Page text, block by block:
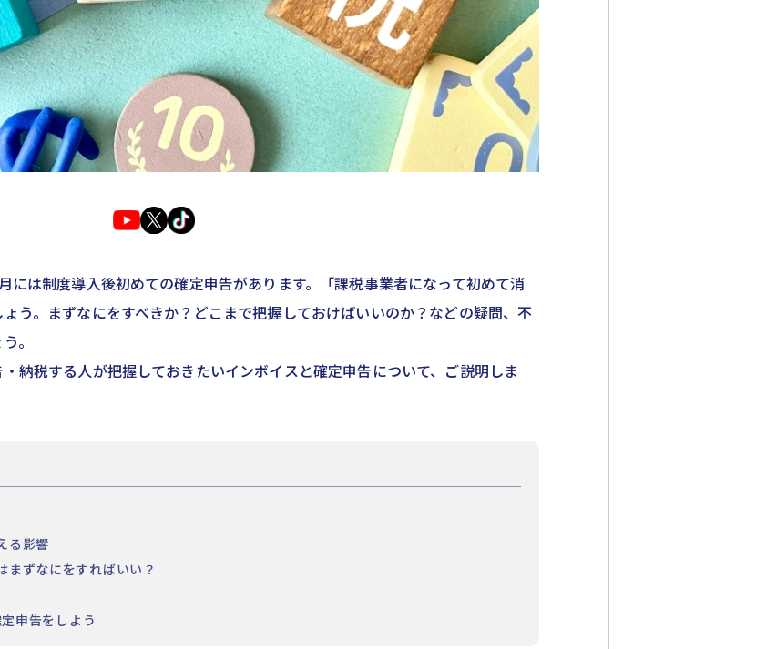
には制度導入後初めての確定申告があります。「課税事業者になって初めて消
う。まずなにをすべきか？どこまで把握しておけばいいのか？などの疑問、不
。
納税する人が把握しておきたいインボイスと確定申告について、ご説明しま
る影響
まずなにをすればいい？
申告をしよう